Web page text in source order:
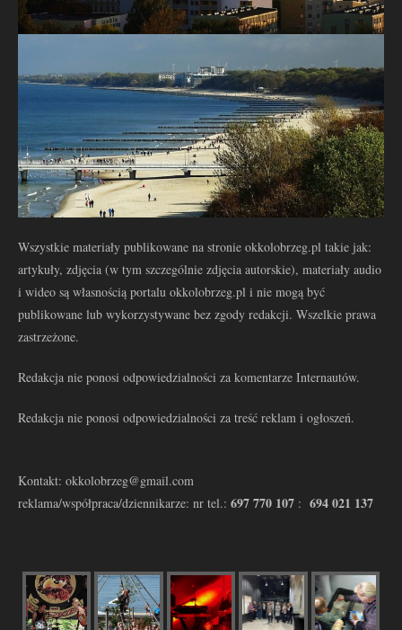
Wszystkie materiały publikowane na stronie okkolobrzeg.pl takie jak:
artykuły, zdjęcia (w tym szczególnie zdjęcia autorskie), materiały audio
i wideo są własnością portalu okkolobrzeg.pl i nie mogą być
publikowane lub wykorzystywane bez zgody redakcji. Wszelkie prawa
zastrzeżone.
Redakcja nie ponosi odpowiedzialności za komentarze Internautów.
Redakcja nie ponosi odpowiedzialności za treść reklam i ogłoszeń.
Kontakt: okkolobrzeg@gmail.com
reklama/współpraca/dziennikarze: nr tel.: 697 770 107 : 694 021 137